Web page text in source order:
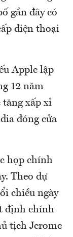
gần đây có
điện thoại
Apple lập
12 năm
tăng xấp xỉ
đóng cửa
họp chính
Theo dự
chiều ngày
định chính
tịch Jerome